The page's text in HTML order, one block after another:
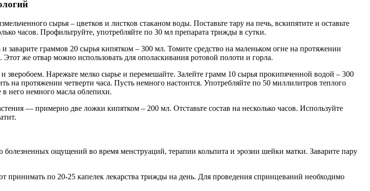
сырья – цветков и листков стаканом воды. Поставьте тару на печь, вскипятите и оставьте
часов. Профильтруйте, употребляйте по 30 мл препарата трижды в сутки.
граммов 20 сырья кипятком – 300 мл. Томите средство на маленьком огне на протяжении
же отвар можно использовать для ополаскивания ротовой полоти и горла.
Нарежьте мелко сырье и перемешайте. Залейте грамм 10 сырья прокипяченной водой – 300
на протяжении четверти часа. Пусть немного настоится. Употребляйте по 50 миллилитров теплого
него немного масла облепихи.
— примерно две ложки кипятком – 200 мл. Отставьте состав на несколько часов. Используйте
болезненных ощущений во время менструаций, терапии кольпита и эрозии шейки матки. Заварите пару
по 20-25 капелек лекарства трижды на день. Для проведения спринцеваний необходимо